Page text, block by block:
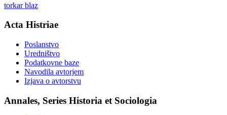
torkar blaz
Acta Histriae
Poslanstvo
Uredništvo
Podatkovne baze
Navodila avtorjem
Izjava o avtorstvu
Annales, Series Historia et Sociologia